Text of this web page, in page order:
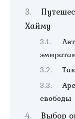
Хайму
свободы
Выбор